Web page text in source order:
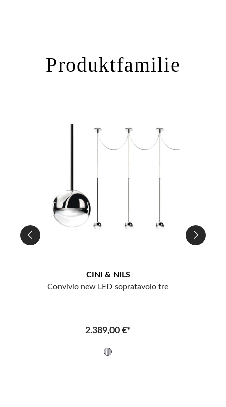
Produktfamilie
CINI & NILS
Convivio new LED sopratavolo tre
2.389,00 €*